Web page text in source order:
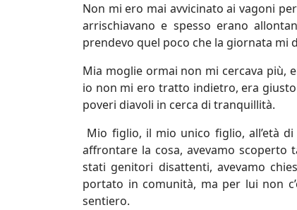
Non mi ero mai avvicinato ai vagoni
arrischiavano e spesso erano
prendevo quel poco che la giornata mi
Mia moglie ormai non mi cercava più,
io non mi ero tratto indietro, era giusto
poveri diavoli in cerca di tranquillità.
Mio figlio, il mio unico figlio, all’età
affrontare la cosa, avevamo scoperto
stati genitori disattenti, avevamo
portato in comunità, ma per lui non
sentiero.